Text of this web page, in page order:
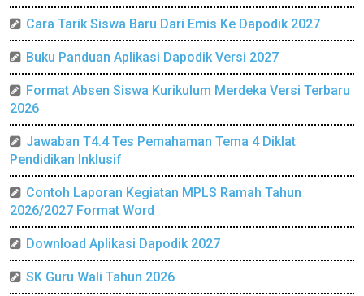
Cara Tarik Siswa Baru Dari Emis Ke Dapodik 2027
Buku Panduan Aplikasi Dapodik Versi 2027
Format Absen Siswa Kurikulum Merdeka Versi Terbaru
2026
Jawaban T4.4 Tes Pemahaman Tema 4 Diklat
Pendidikan Inklusif
Contoh Laporan Kegiatan MPLS Ramah Tahun
2026/2027 Format Word
Download Aplikasi Dapodik 2027
SK Guru Wali Tahun 2026